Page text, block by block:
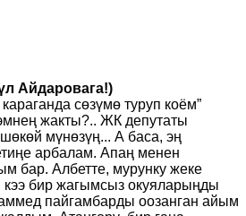
Айдаровага!)
караганда сөзүмө туруп коём”
жакты?.. ЖК депутаты
мүнөзүң... А баса, эң
арбалам. Апаң менен
бар. Албетте, мурунку жеке
бир жагымсыз окуяларыңды
пайгамбарды оозанган айым